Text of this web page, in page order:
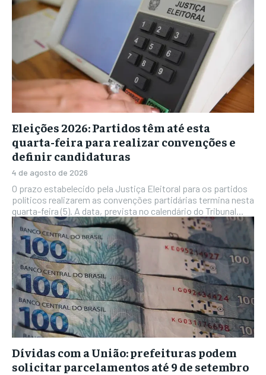
Eleições 2026: Partidos têm até esta
quarta-feira para realizar convenções e
definir candidaturas
4 de agosto de 2026
O prazo estabelecido pela Justiça Eleitoral para os partidos
políticos realizarem as convenções partidárias termina nesta
quarta-feira (5). A data, prevista no calendário do Tribunal...
Dívidas com a União: prefeituras podem
solicitar parcelamentos até 9 de setembro